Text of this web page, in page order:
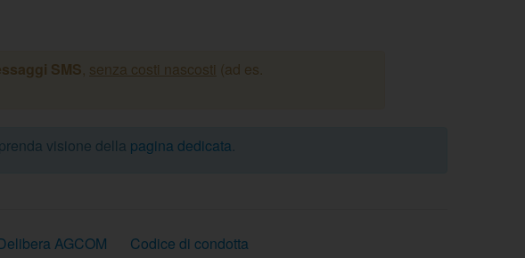
SMS, senza costi nascosti (ad es.
visione della pagina dedicata.
AGCOM Codice di condotta